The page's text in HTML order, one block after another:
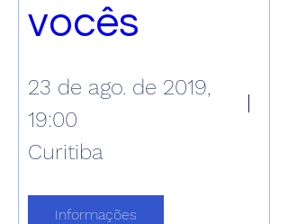
vocês
23 de ago. de 2019,
19:00
Curitiba
Informações